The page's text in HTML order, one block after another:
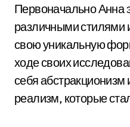
Первоначально Анна
различными
свою уникальную
ходе своих
себя
реализм, которые